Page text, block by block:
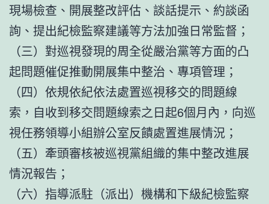
現場檢查、開展整改評估、談話提示、約談函
詢、提出紀檢監察建議等方法加強日常監督；
（三）對巡視發現的周全從嚴治黨等方面的凸
起問題催促推動開展集中整治、專項管理；
（四）依規依紀依法處置巡視移交的問題線
索，自收到移交問題線索之日起6個月內，向巡
視任務領導小組辦公室反饋處置進展情況；
（五）牽頭審核被巡視黨組織的集中整改進展
情況報告；
（六）指導派駐（派出）機構和下級紀檢監察